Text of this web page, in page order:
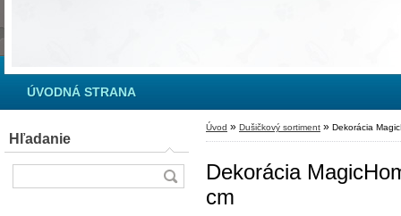
ÚVODNÁ STRANA
Hľadanie
Úvod » Dušičkový sortiment » Dekorácia
Dekorácia
cm